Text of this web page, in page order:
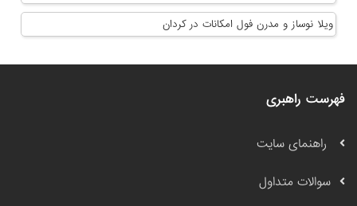
ویلا نوساز و مدرن فول امکانات در کردان
فهرست راهبری
راهنمای سایت
سوالات متداول